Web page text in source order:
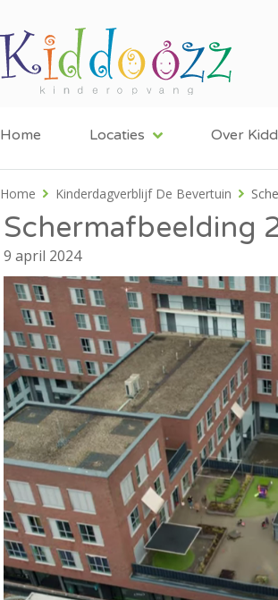
Home Locaties Over
Home Kinderdagverblijf De Bevertuin
Schermafbeelding
9 april 2024